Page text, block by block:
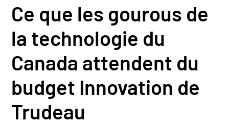
Ce que les gourous de
la technologie du
Canada attendent du
budget Innovation de
Trudeau